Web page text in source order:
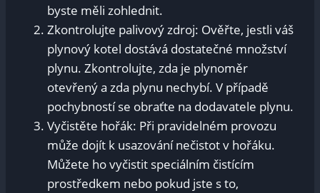
byste měli zohlednit.
Zkontrolujte palivový zdroj: Ověřte, jestli váš
plynový kotel dostává dostatečné množství
plynu. Zkontrolujte, zda je plynoměr
otevřený a zda plynu nechybí. V případě
pochybností se obraťte na dodavatele plynu.
Vyčistěte hořák: Při pravidelném provozu
může dojít k usazování nečistot v hořáku.
Můžete ho vyčistit speciálním čistícím
prostředkem nebo pokud jste s to,